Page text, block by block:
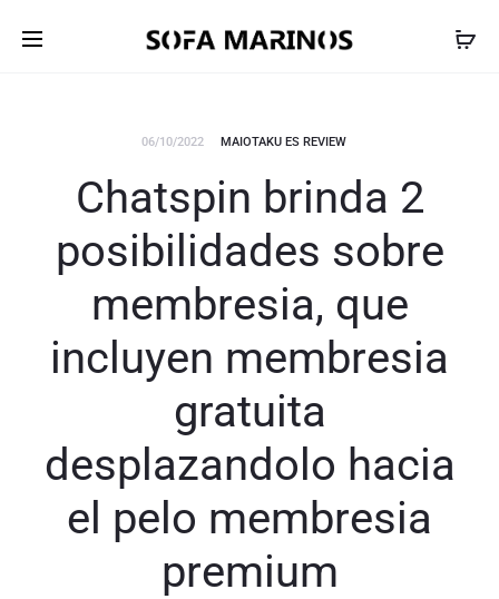
06/10/2022 MAIOTAKU ES REVIEW
Chatspin brinda 2
posibilidades sobre
membresia, que
incluyen membresia
gratuita
desplazandolo hacia
el pelo membresia
premium